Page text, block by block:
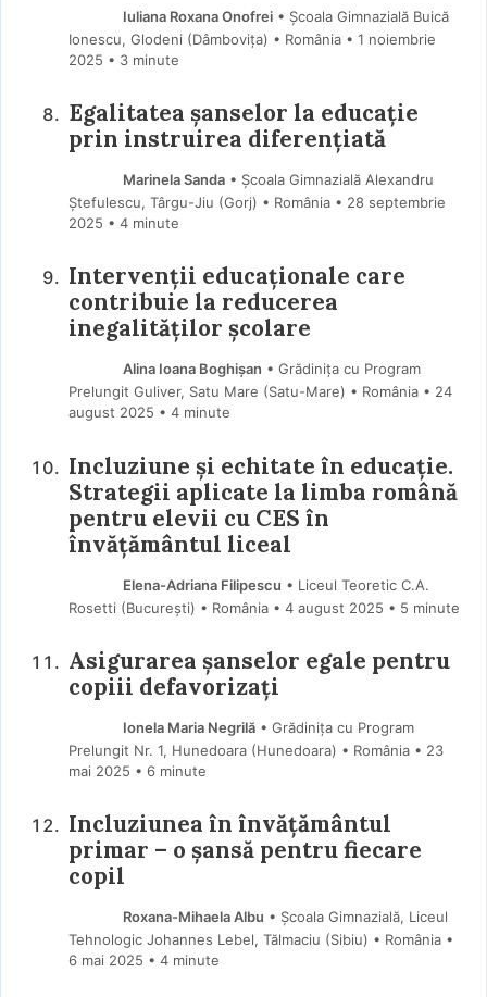
Iuliana Roxana Onofrei• Școala Gimnazială Buică
Ionescu, Glodeni (Dâmboviţa) • România
1 noiembrie
2025 • 3 minute
Egalitatea șanselor la educație
prin instruirea diferențiată
Marinela Sanda• Școala Gimnazială Alexandru
Ștefulescu, Târgu-Jiu (Gorj) • România
28 septembrie
2025 • 4 minute
Intervenții educaționale care
contribuie la reducerea
inegalităților școlare
Alina Ioana Boghișan • Grădinița cu Program
Prelungit Guliver, Satu Mare (Satu-Mare) • România
24
august 2025 • 4 minute
Incluziune și echitate în educație.
Strategii aplicate la limba română
pentru elevii cu CES în
învățământul liceal
Elena-Adriana Filipescu • Liceul Teoretic C.A.
Rosetti (Bucureşti) • România
4 august 2025 • 5 minute
Asigurarea șanselor egale pentru
copiii defavorizați
Ionela Maria Negrilă• Grădinița cu Program
Prelungit Nr. 1, Hunedoara (Hunedoara) • România
23
mai 2025 • 6 minute
Incluziunea în învățământul
primar – o șansă pentru fiecare
copil
Roxana-Mihaela Albu • Școala Gimnazială, Liceul
Tehnologic Johannes Lebel, Tălmaciu (Sibiu) • România
6 mai 2025 • 4 minute